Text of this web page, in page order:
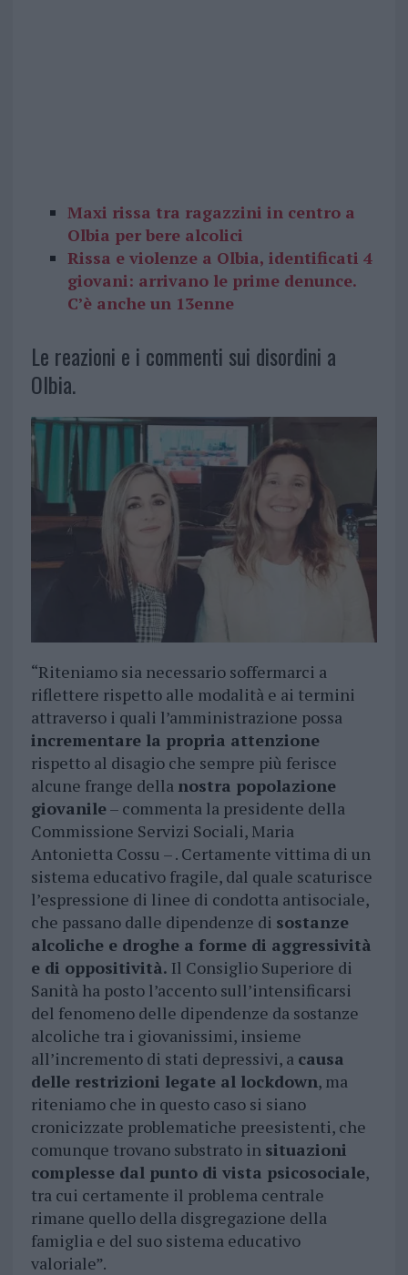
Maxi rissa tra ragazzini in centro a
Olbia per bere alcolici
Rissa e violenze a Olbia, identificati 4
giovani: arrivano le prime denunce.
C’è anche un 13enne
Le reazioni e i commenti sui disordini a
Olbia.
“Riteniamo sia necessario soffermarci a
riflettere rispetto alle modalità e ai termini
attraverso i quali l’amministrazione possa
incrementare la propria attenzione
rispetto al disagio che sempre più ferisce
alcune frange della nostra popolazione
giovanile– commenta la presidente della
Commissione Servizi Sociali, Maria
Antonietta Cossu – . Certamente vittima di un
sistema educativo fragile, dal quale scaturisce
l’espressione di linee di condotta antisociale,
che passano dalle dipendenze di sostanze
alcoliche e droghe a forme di aggressività
e di oppositività. Il Consiglio Superiore di
Sanità ha posto l’accento sull’intensificarsi
del fenomeno delle dipendenze da sostanze
alcoliche tra i giovanissimi, insieme
all’incremento di stati depressivi, a causa
delle restrizioni legate al lockdown, ma
riteniamo che in questo caso si siano
cronicizzate problematiche preesistenti, che
comunque trovano substrato in situazioni
complesse dal punto di vista psicosociale,
tra cui certamente il problema centrale
rimane quello della disgregazione della
famiglia e del suo sistema educativo
valoriale”.